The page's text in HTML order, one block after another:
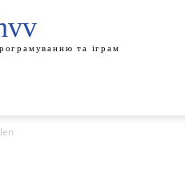
та іграм